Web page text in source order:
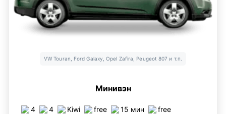
VW Touran, Ford Galaxy, Opel Zafira, Peugeot 807 и т.п.
Минивэн
4 4 Kiwi free 15 мин free